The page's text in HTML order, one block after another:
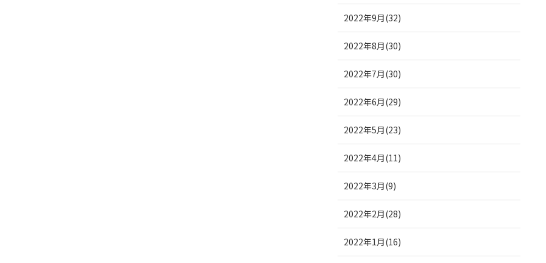
2022年9月(32)
2022年8月(30)
2022年7月(30)
2022年6月(29)
2022年5月(23)
2022年4月(11)
2022年3月(9)
2022年2月(28)
2022年1月(16)